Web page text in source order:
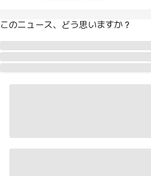
このニュース、どう思いますか？